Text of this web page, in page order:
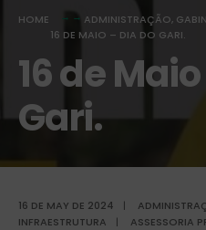
HOME ADMINISTRAÇÃO,
16 DE MAIO – DIA DO GARI.
16 de
Gari.
16 DE MAY DE 2024 |
INFRAESTRUTURA
| ASSESSORIA